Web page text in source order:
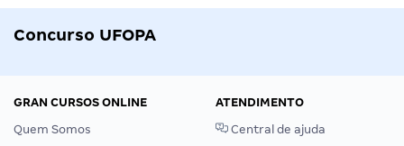
Concurso UFOPA
GRAN CURSOS ONLINE
Quem Somos
ATENDIMENTO
Central de ajuda